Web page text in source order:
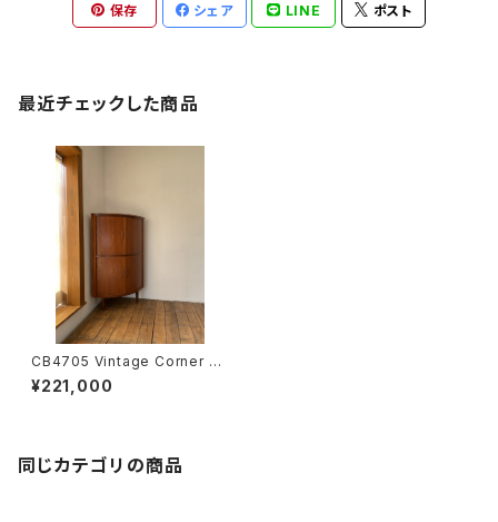
保存 シェア LINE ポスト
最近チェックした商品
CB4705 Vintage Corner Ca
binet tea DK
¥221,000
同じカテゴリの商品